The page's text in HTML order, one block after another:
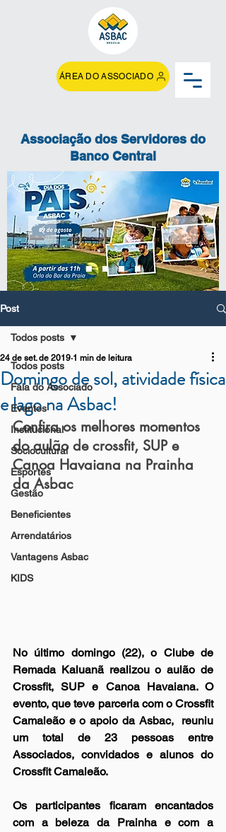
ÁREA DO ASSOCIADO
Associação dos Servidores do
Banco Central
Post
Todos posts
Fala do Associado
Eventos
Institucional
Sociocultural
Esportes
Gestão
Beneficientes
Arrendatários
Vantagens Asbac
KIDS
Todos posts
Domingo de sol, atividade física
e lago na Asbac!
24 de set. de 2019 1 min de leitura
Confira os melhores momentos
do aulão de crossfit, SUP e
Canoa Havaiana na Prainha
da Asbac
No último domingo (22), o Clube de
Remada Kaluanã realizou o aulão de
Crossfit, SUP e Canoa Havaiana. O
evento, que teve parceria com o Crossfit
Camaleão e o apoio da Asbac,  reuniu
um total de 23 pessoas entre
Associados, convidados e alunos do
Crossfit Camaleão.
Os participantes ficaram encantados
com a beleza da Prainha e com a